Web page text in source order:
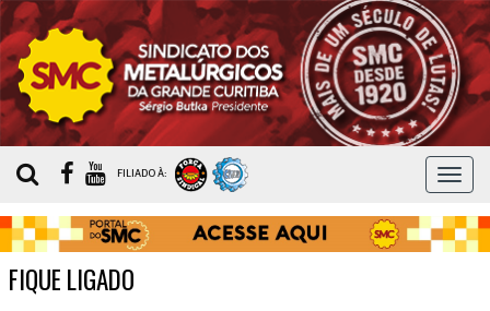
MENU
FILIADO À:
FIQUE LIGADO